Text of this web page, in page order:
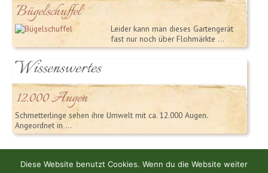
Bügelschuffel
Leider kann man dieses Gartengerät
fast nur noch über Flohmärkte …
Wissenswertes
12.000 Augen
Schmetterlinge sehen ihre Umwelt mit ca. 12.000 Augen.
Angeordnet in …
Home Impressum Datenschutzerklärung
Diese Website benutzt Cookies. Wenn du die Website weiter